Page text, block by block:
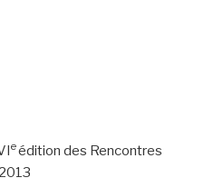
eédition des Rencontres